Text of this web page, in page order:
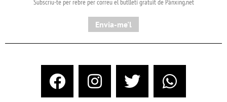
Subscriu-te per rebre per correu el butlletí gratuït de Pànxing.net​
Envia-me'l